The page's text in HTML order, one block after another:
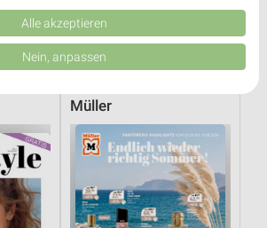
Angebote und
Müller
aus verschiedenen Quellen. Entwicklung und
Verwendung reduzierter Daten zur Auswahl
Europäischen Union weitergegeben und in die
(1 IAB-Anbieter)
folgende Zwecke:
Zugriff auf Informationen
Alle akzeptieren
Nein, anpassen